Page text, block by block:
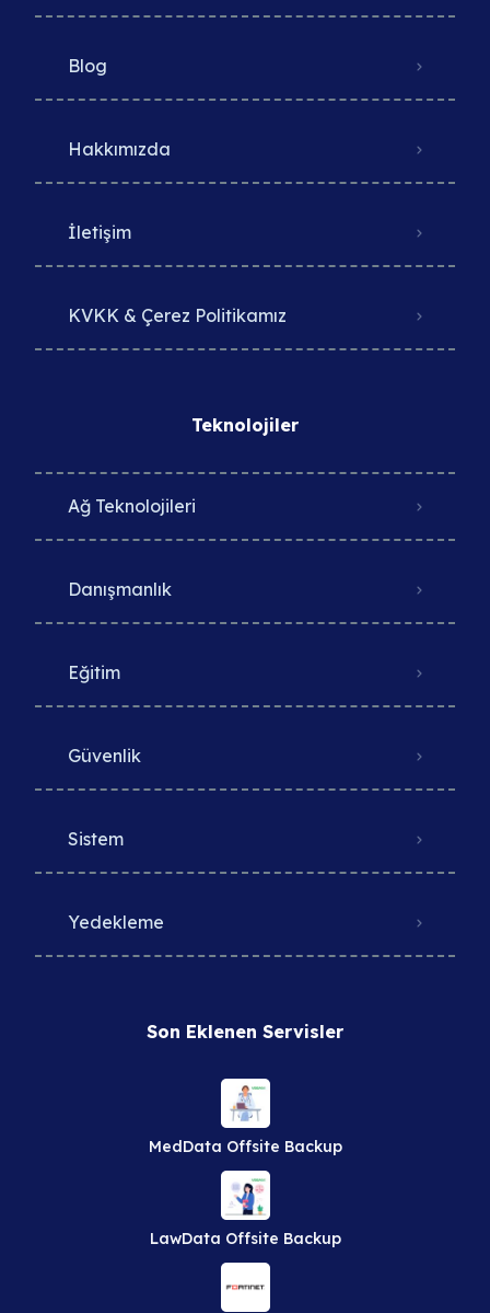
Blog
Hakkımızda
İletişim
KVKK & Çerez Politikamız
Teknolojiler
Ağ Teknolojileri
Danışmanlık
Eğitim
Güvenlik
Sistem
Yedekleme
Son Eklenen Servisler
MedData Offsite Backup
LawData Offsite Backup